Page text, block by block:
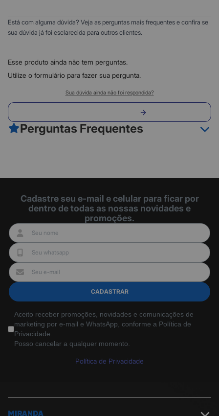
para caderno + 1 para notebook
• Possui tira na parte traseira da mochila para uso como mala
• Dimensão: 44x30x13cm
• Cor: Preta
5
4
1
0
Está com alguma dúvida? Veja as perguntas mais frequentes e confira se
sua dúvida já foi esclarecida para outros clientes.
Esse produto ainda não tem perguntas.
Utilize o formulário para fazer sua pergunta.
Sua dúvida ainda não foi respondida?
Perguntas Frequentes
Cadastre seu e-mail e celular para ficar por
dentro de todas as nossas novidades e
promoções.
CADASTRAR
Aceito receber promoções, novidades e comunicações de
marketing por e-mail e WhatsApp, conforme a Política de
Privacidade.
Posso cancelar a qualquer momento.
Política de Privacidade
MIRANDA